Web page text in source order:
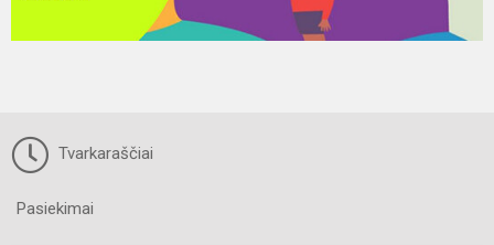
Tvarkaraščiai
Pasiekimai